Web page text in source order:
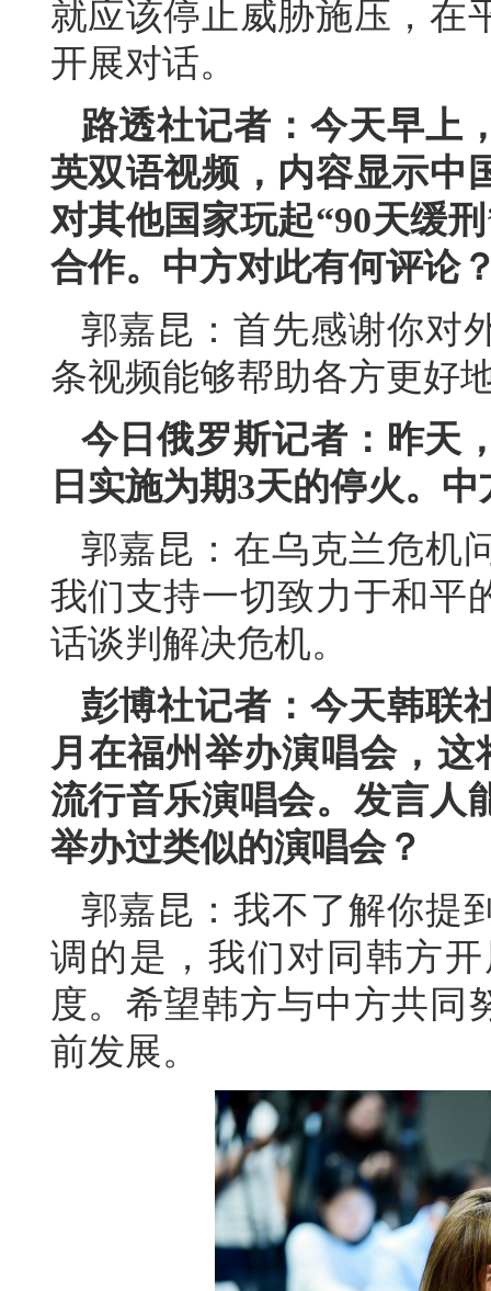
就应该停止威胁施压，在
开展对话。
路透社记者：今天早上
英双语视频，内容显示中
对其他国家玩起“90天缓
合作。中方对此有何评论
郭嘉昆：首先感谢你对
条视频能够帮助各方更好
今日俄罗斯记者：昨天
日实施为期3天的停火。
郭嘉昆：在乌克兰危机
我们支持一切致力于和平
话谈判解决危机。
彭博社记者：今天韩联
月在福州举办演唱会，
流行音乐演唱会。发言人
举办过类似的演唱会？
郭嘉昆：我不了解你提
调的是，我们对同韩方
度。希望韩方与中方共同
前发展。